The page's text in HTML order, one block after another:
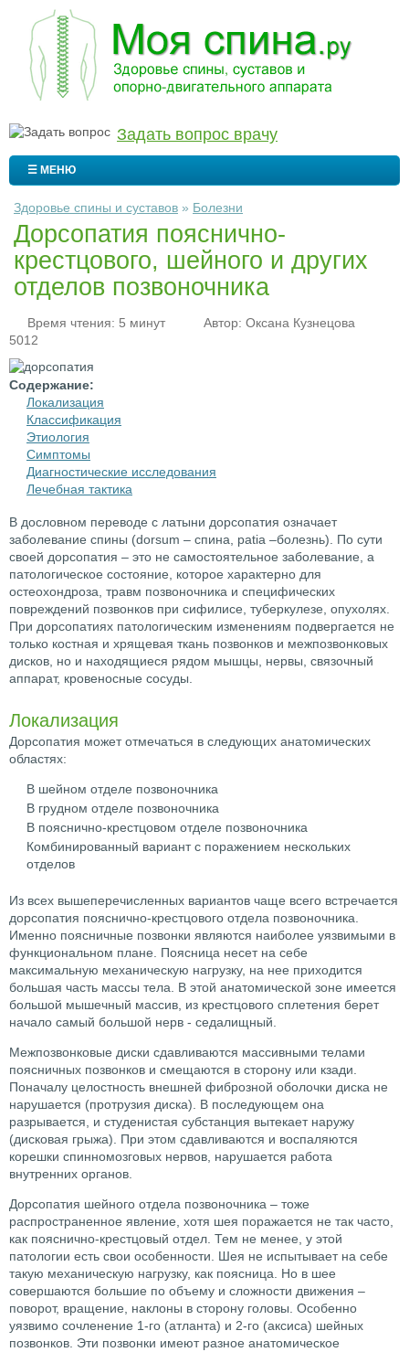
Задать вопрос врачу
☰ МЕНЮ
Здоровье спины и суставов » Болезни
Дорсопатия пояснично-
крестцового, шейного и других
отделов позвоночника
Время чтения: 5 минут Автор: Оксана Кузнецова
5012
Содержание:
Локализация
Классификация
Этиология
Симптомы
Диагностические исследования
Лечебная тактика
В дословном переводе с латыни дорсопатия означает
заболевание спины (dorsum – спина, patia –болезнь). По сути
своей дорсопатия – это не самостоятельное заболевание, а
патологическое состояние, которое характерно для
остеохондроза, травм позвоночника и специфических
повреждений позвонков при сифилисе, туберкулезе, опухолях.
При дорсопатиях патологическим изменениям подвергается не
только костная и хрящевая ткань позвонков и межпозвонковых
дисков, но и находящиеся рядом мышцы, нервы, связочный
аппарат, кровеносные сосуды.
Локализация
Дорсопатия может отмечаться в следующих анатомических
областях:
В шейном отделе позвоночника
В грудном отделе позвоночника
В пояснично-крестцовом отделе позвоночника
Комбинированный вариант с поражением нескольких
отделов
Из всех вышеперечисленных вариантов чаще всего встречается
дорсопатия пояснично-крестцового отдела позвоночника.
Именно поясничные позвонки являются наиболее уязвимыми в
функциональном плане. Поясница несет на себе
максимальную механическую нагрузку, на нее приходится
большая часть массы тела. В этой анатомической зоне имеется
большой мышечный массив, из крестцового сплетения берет
начало самый большой нерв - седалищный.
Межпозвонковые диски сдавливаются массивными телами
поясничных позвонков и смещаются в сторону или кзади.
Поначалу целостность внешней фиброзной оболочки диска не
нарушается (протрузия диска). В последующем она
разрывается, и студенистая субстанция вытекает наружу
(дисковая грыжа). При этом сдавливаются и воспаляются
корешки спинномозговых нервов, нарушается работа
внутренних органов.
Дорсопатия шейного отдела позвоночника – тоже
распространенное явление, хотя шея поражается не так часто,
как пояснично-крестцовый отдел. Тем не менее, у этой
патологии есть свои особенности. Шея не испытывает на себе
такую механическую нагрузку, как поясница. Но в шее
совершаются большие по объему и сложности движения –
поворот, вращение, наклоны в сторону головы. Особенно
уязвимо сочленение 1-го (атланта) и 2-го (аксиса) шейных
позвонков. Эти позвонки имеют разное анатомическое